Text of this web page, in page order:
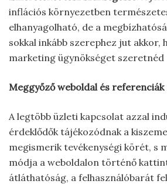
inflációs környezetben
elhanyagolható, de a
sokkal inkább szerephez jut akkor,
marketing ügynökséget szeretnéd
Meggyőző weboldal és referenciák
A legtöbb üzleti kapcsolat azzal
érdeklődők tájékozódnak a
megismerik tevékenységi körét, s
módja a weboldalon történő
átláthatóság, a felhasználóbarát